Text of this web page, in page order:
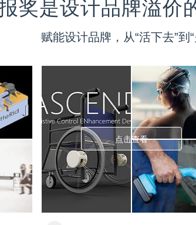
奖是设计品牌溢价
赋能设计品牌，从“活下去”到
点击查看